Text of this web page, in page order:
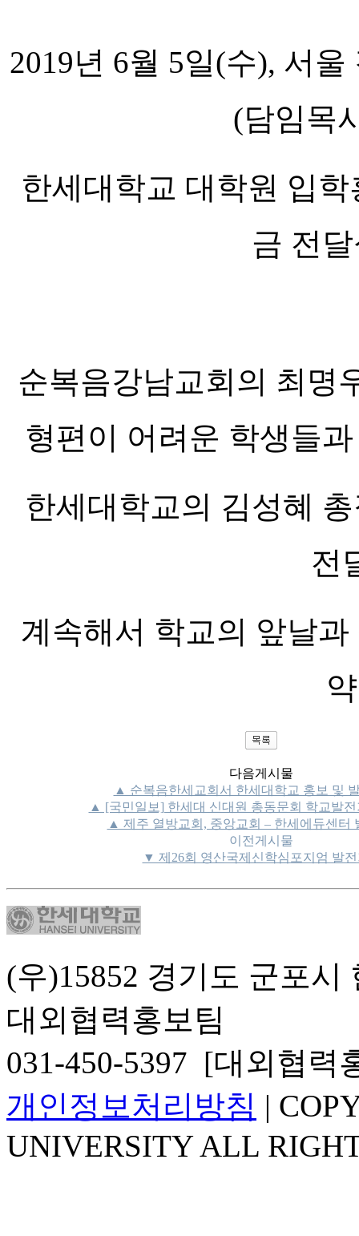
2019년 6월 5일(수), 서울
(담임목
한세대학교 대학원 입
금 전
순복음강남교회의 최명
형편이 어려운 학생들
한세대학교의 김성혜
전
계속해서 학교의 앞날
다음게시물
▲ 순복음한세교회서 한세대학교 홍보 및
▲ [국민일보] 한세대 신대원 총동문회 학교발전
▲ 제주 열방교회, 중앙교회 – 한세에듀센터
이전게시물
▼ 제26회 영산국제신학심포지엄 발
(우)15852 경기도 군포시
대외협력홍보팀
031-450-5397 [대외협력
개인정보처리방침 |
UNIVERSITY ALL